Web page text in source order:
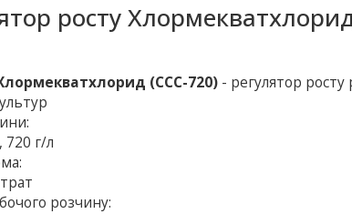
росту
(ССС-720) - регулятор росту
, 720 г/л
розчину: